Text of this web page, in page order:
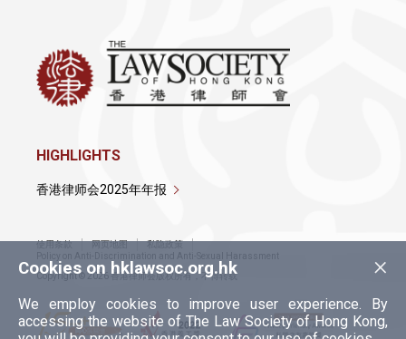
×
Cookies on hklawsoc.org.hk
We employ cookies to improve user experience. By
accessing the website of The Law Society of Hong Kong,
HIGHLIGHTS
香港律师会2025年年报
使用条款 网页地图
私隐政策
Policy on Anti-Discrimination and Anti-Sexual Harassment
Copyright © 2026 香港律师会版权所有，不得转载